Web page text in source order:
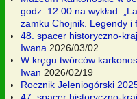
godz. 12:00 na wykład:
zamku Chojnik. Legendy i
48. spacer historyczno-
Iwana 2026/03/02
W kręgu twórców
Iwan 2026/02/19
Rocznik Jeleniogórski
47. spacer historyczno-